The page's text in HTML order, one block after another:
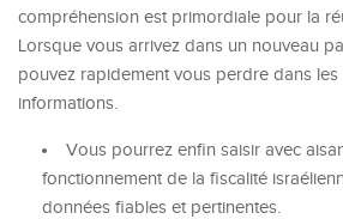
compréhension est primordiale pour la
Lorsque vous arrivez dans un nouveau
pouvez rapidement vous perdre dans
informations.
Vous pourrez enfin saisir avec
fonctionnement de la fiscalité
données fiables et pertinentes.